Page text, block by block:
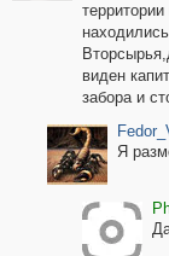
виден
забора и
Я